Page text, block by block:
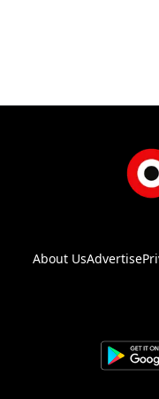
About UsAdvertise